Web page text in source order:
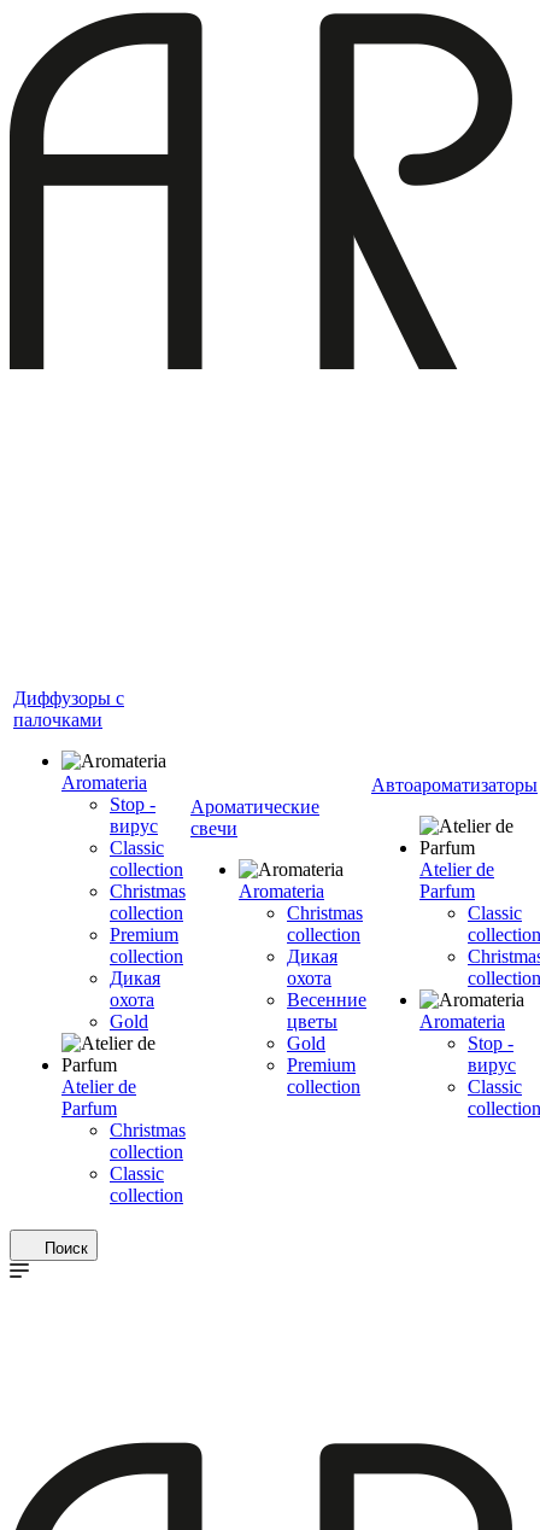
Диффузоры с
палочками
Aromateria
Stop -
вирус
Сlassic
collection
Сhristmas
collection
Premium
collection
Дикая
охота
Gold
Atelier de
Parfum
Christmas
collection
Classic
collection
Ароматические
свечи
Aromateria
Сhristmas
collection
Дикая
охота
Весенние
цветы
Gold
Premium
collection
Автоароматизаторы
Atelier de
Parfum
Classic
collection
collection
Aromateria
Stop -
вирус
Сlassic
collection
Поиск